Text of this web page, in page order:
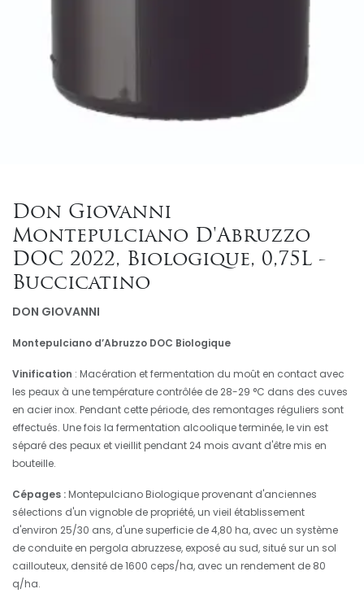
Don Giovanni
Montepulciano D'Abruzzo
DOC 2022, Biologique, 0,75L -
Buccicatino
DON GIOVANNI
Montepulciano d’Abruzzo DOC Biologique
Vinification : Macération et fermentation du moût en contact avec
les peaux à une température contrôlée de 28-29 °C dans des cuves
en acier inox. Pendant cette période, des remontages réguliers sont
effectués. Une fois la fermentation alcoolique terminée, le vin est
séparé des peaux et vieillit pendant 24 mois avant d'être mis en
bouteille.
Cépages :Montepulciano Biologique provenant d'anciennes
sélections d'un vignoble de propriété, un vieil établissement
d'environ 25/30 ans, d'une superficie de 4,80 ha, avec un système
de conduite en pergola abruzzese, exposé au sud, situé sur un sol
caillouteux, densité de 1600 ceps/ha, avec un rendement de 80
q/ha.